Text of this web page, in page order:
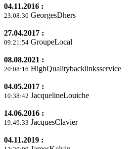
04.11.2016 :
23:08:30 GeorgesDhers
27.04.2017 :
09:21:54 GroupeLocal
08.08.2021 :
20:08:16 HighQualitybacklinksservice
04.05.2017 :
10:38:42 JacquelineLouiche
14.06.2016 :
19:49:33 JacquesClavier
04.11.2019 :